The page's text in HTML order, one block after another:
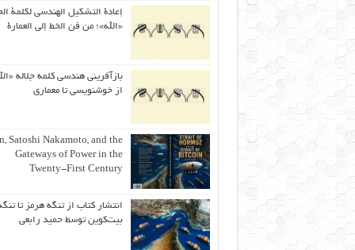
إعادة التشكيل الهندسي لكلمة
«الله»؛ من فن الخط إلى العمارة
بازآفرینی هندسی کلمه جلاله
از خوشنویسی تا معماری
Satoshi Nakamoto, and the
Gateways of Power in the
Twenty-First Century
انتشار کتاب از تنگه هرمز تا
بیت‌کوین توسط حمید رابعی